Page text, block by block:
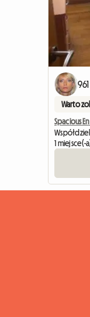
Warto
Spacious
1 miejsce(-